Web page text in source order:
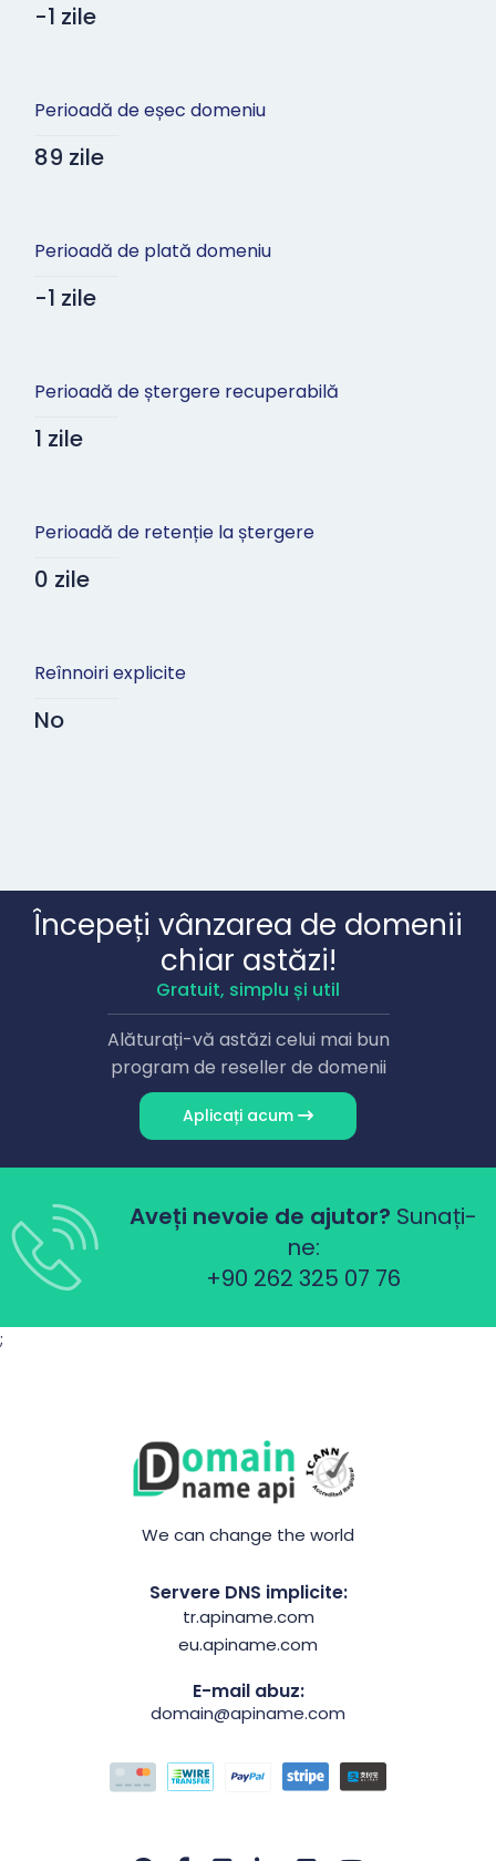
-1 zile
Perioadă de eșec domeniu
89 zile
Perioadă de plată domeniu
-1 zile
Perioadă de ștergere recuperabilă
1 zile
Perioadă de retenție la ștergere
0 zile
Reînnoiri explicite
No
Începeți vânzarea de domenii
chiar astăzi!
Gratuit, simplu și util
Alăturați-vă astăzi celui mai bun
program de reseller de domenii
Aplicați acum
Aveți nevoie de ajutor? Sunați-
ne:
+90 262 325 07 76
;
We can change the world
Servere DNS implicite:
tr.apiname.com
eu.apiname.com
E-mail abuz:
domain@apiname.com